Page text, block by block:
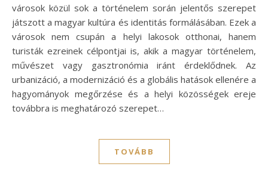
városok közül sok a történelem során jelentős szerepet
játszott a magyar kultúra és identitás formálásában. Ezek a
városok nem csupán a helyi lakosok otthonai, hanem
turisták ezreinek célpontjai is, akik a magyar történelem,
művészet vagy gasztronómia iránt érdeklődnek. Az
urbanizáció, a modernizáció és a globális hatások ellenére a
hagyományok megőrzése és a helyi közösségek ereje
továbbra is meghatározó szerepet…
TOVÁBB